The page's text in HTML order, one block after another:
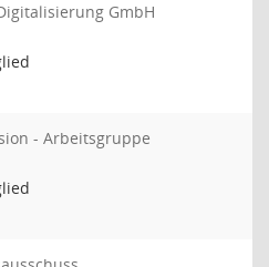
GmbH
- Arbeitsgruppe